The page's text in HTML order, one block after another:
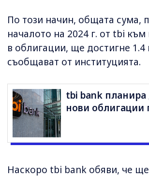
По този начин, общата сума,
началото на 2024 г. от tbi
в облигации, ще достигне 1.4
съобщават от институцията.
tbi bank планира
нови облигации
Наскоро tbi bank обяви, че